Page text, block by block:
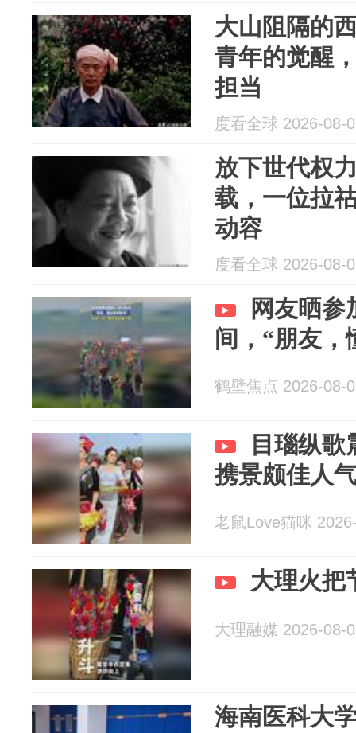
大山阻隔的
青年的觉醒
担当
度看全球 2026-08-
放下世代权
载，一位拉
动容
度看全球 2026-08-
网友晒参
间，“朋友，
鹤壁焦点 2026-08-
目瑙纵
携景颇佳人
老鼠Love猫咪
大理火把
大理融媒 2026-08-
海南医科大